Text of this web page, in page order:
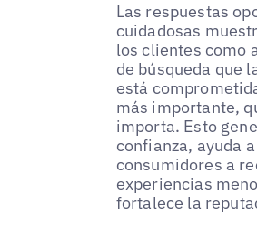
Las respuestas
cuidadosas
los clientes como
de búsqueda que
está
más importante,
importa. Esto
confianza, ayuda
consumidores a
experiencias
fortalece la